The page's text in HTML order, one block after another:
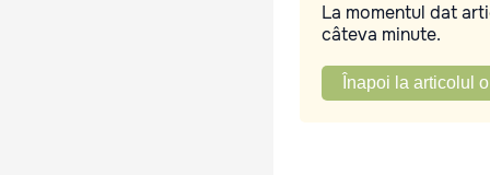
La momentul dat
câteva minute.
Înapoi la articolul